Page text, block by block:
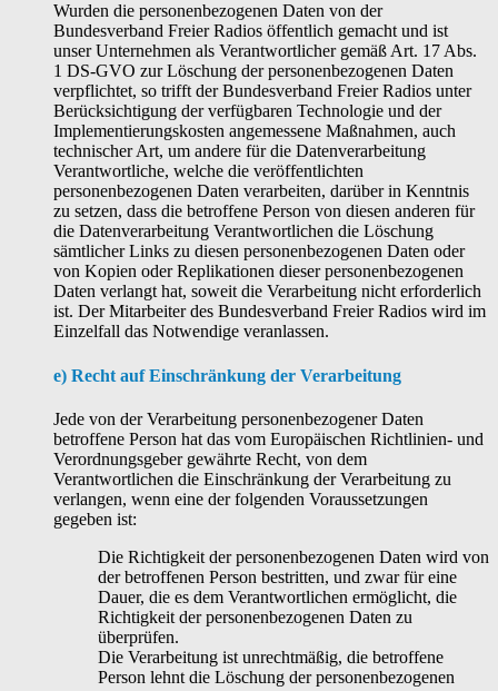
Wurden die personenbezogenen Daten von der
Bundesverband Freier Radios öffentlich gemacht und ist
unser Unternehmen als Verantwortlicher gemäß Art. 17 Abs.
1 DS-GVO zur Löschung der personenbezogenen Daten
verpflichtet, so trifft der Bundesverband Freier Radios unter
Berücksichtigung der verfügbaren Technologie und der
Implementierungskosten angemessene Maßnahmen, auch
technischer Art, um andere für die Datenverarbeitung
Verantwortliche, welche die veröffentlichten
personenbezogenen Daten verarbeiten, darüber in Kenntnis
zu setzen, dass die betroffene Person von diesen anderen für
die Datenverarbeitung Verantwortlichen die Löschung
sämtlicher Links zu diesen personenbezogenen Daten oder
von Kopien oder Replikationen dieser personenbezogenen
Daten verlangt hat, soweit die Verarbeitung nicht erforderlich
ist. Der Mitarbeiter des Bundesverband Freier Radios wird im
Einzelfall das Notwendige veranlassen.
e) Recht auf Einschränkung der Verarbeitung
Jede von der Verarbeitung personenbezogener Daten
betroffene Person hat das vom Europäischen Richtlinien- und
Verordnungsgeber gewährte Recht, von dem
Verantwortlichen die Einschränkung der Verarbeitung zu
verlangen, wenn eine der folgenden Voraussetzungen
gegeben ist:
Die Richtigkeit der personenbezogenen Daten wird von
der betroffenen Person bestritten, und zwar für eine
Dauer, die es dem Verantwortlichen ermöglicht, die
Richtigkeit der personenbezogenen Daten zu
überprüfen.
Die Verarbeitung ist unrechtmäßig, die betroffene
Person lehnt die Löschung der personenbezogenen